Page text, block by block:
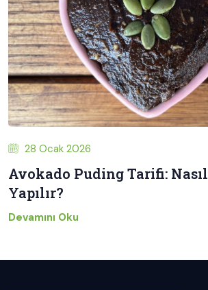
28 Ocak 2026
Avokado Puding Tarifi: Nasıl
Yapılır?
Devamını Oku